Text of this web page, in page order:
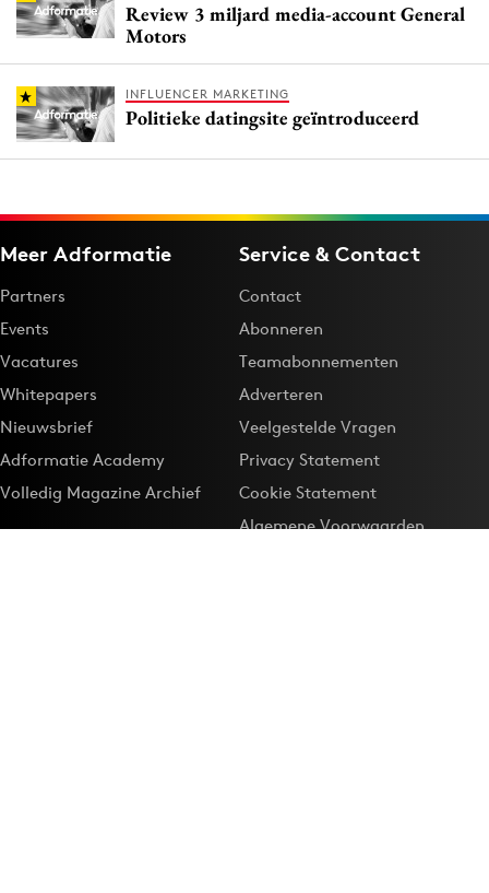
Review 3 miljard media-account General
Motors
INFLUENCER MARKETING
Politieke datingsite geïntroduceerd
Meer Adformatie
Partners
Events
Vacatures
Whitepapers
Nieuwsbrief
Adformatie Academy
Volledig Magazine Archief
Service & Contact
Contact
Abonneren
Teamabonnementen
Adverteren
Veelgestelde Vragen
Privacy Statement
Cookie Statement
Algemene Voorwaarden